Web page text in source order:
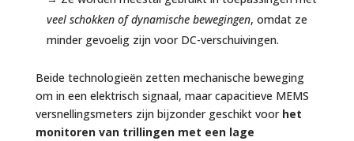
veel schokken of dynamische bewegingen, omdat ze
minder gevoelig zijn voor DC-verschuivingen.
Beide technologieën zetten mechanische beweging
om in een elektrisch signaal, maar capacitieve MEMS
versnellingsmeters zijn bijzonder geschikt voor het
monitoren van trillingen met een lage